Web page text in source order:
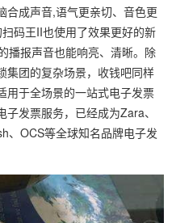
合成声音,语气更亲切、音色更
码王II也使用了效果更好的新
播报声音也能响亮、清晰。除
集团的复杂场景，收钱吧同样
用于全场景的一站式电子发票
发票服务，已经成为Zara、
、OCS等全球知名品牌电子发